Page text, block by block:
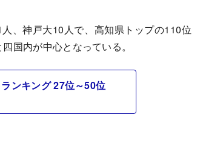
、神戸大10人で、高知県トップの110位
国内が中心となっている。
ンキング 27位～50位